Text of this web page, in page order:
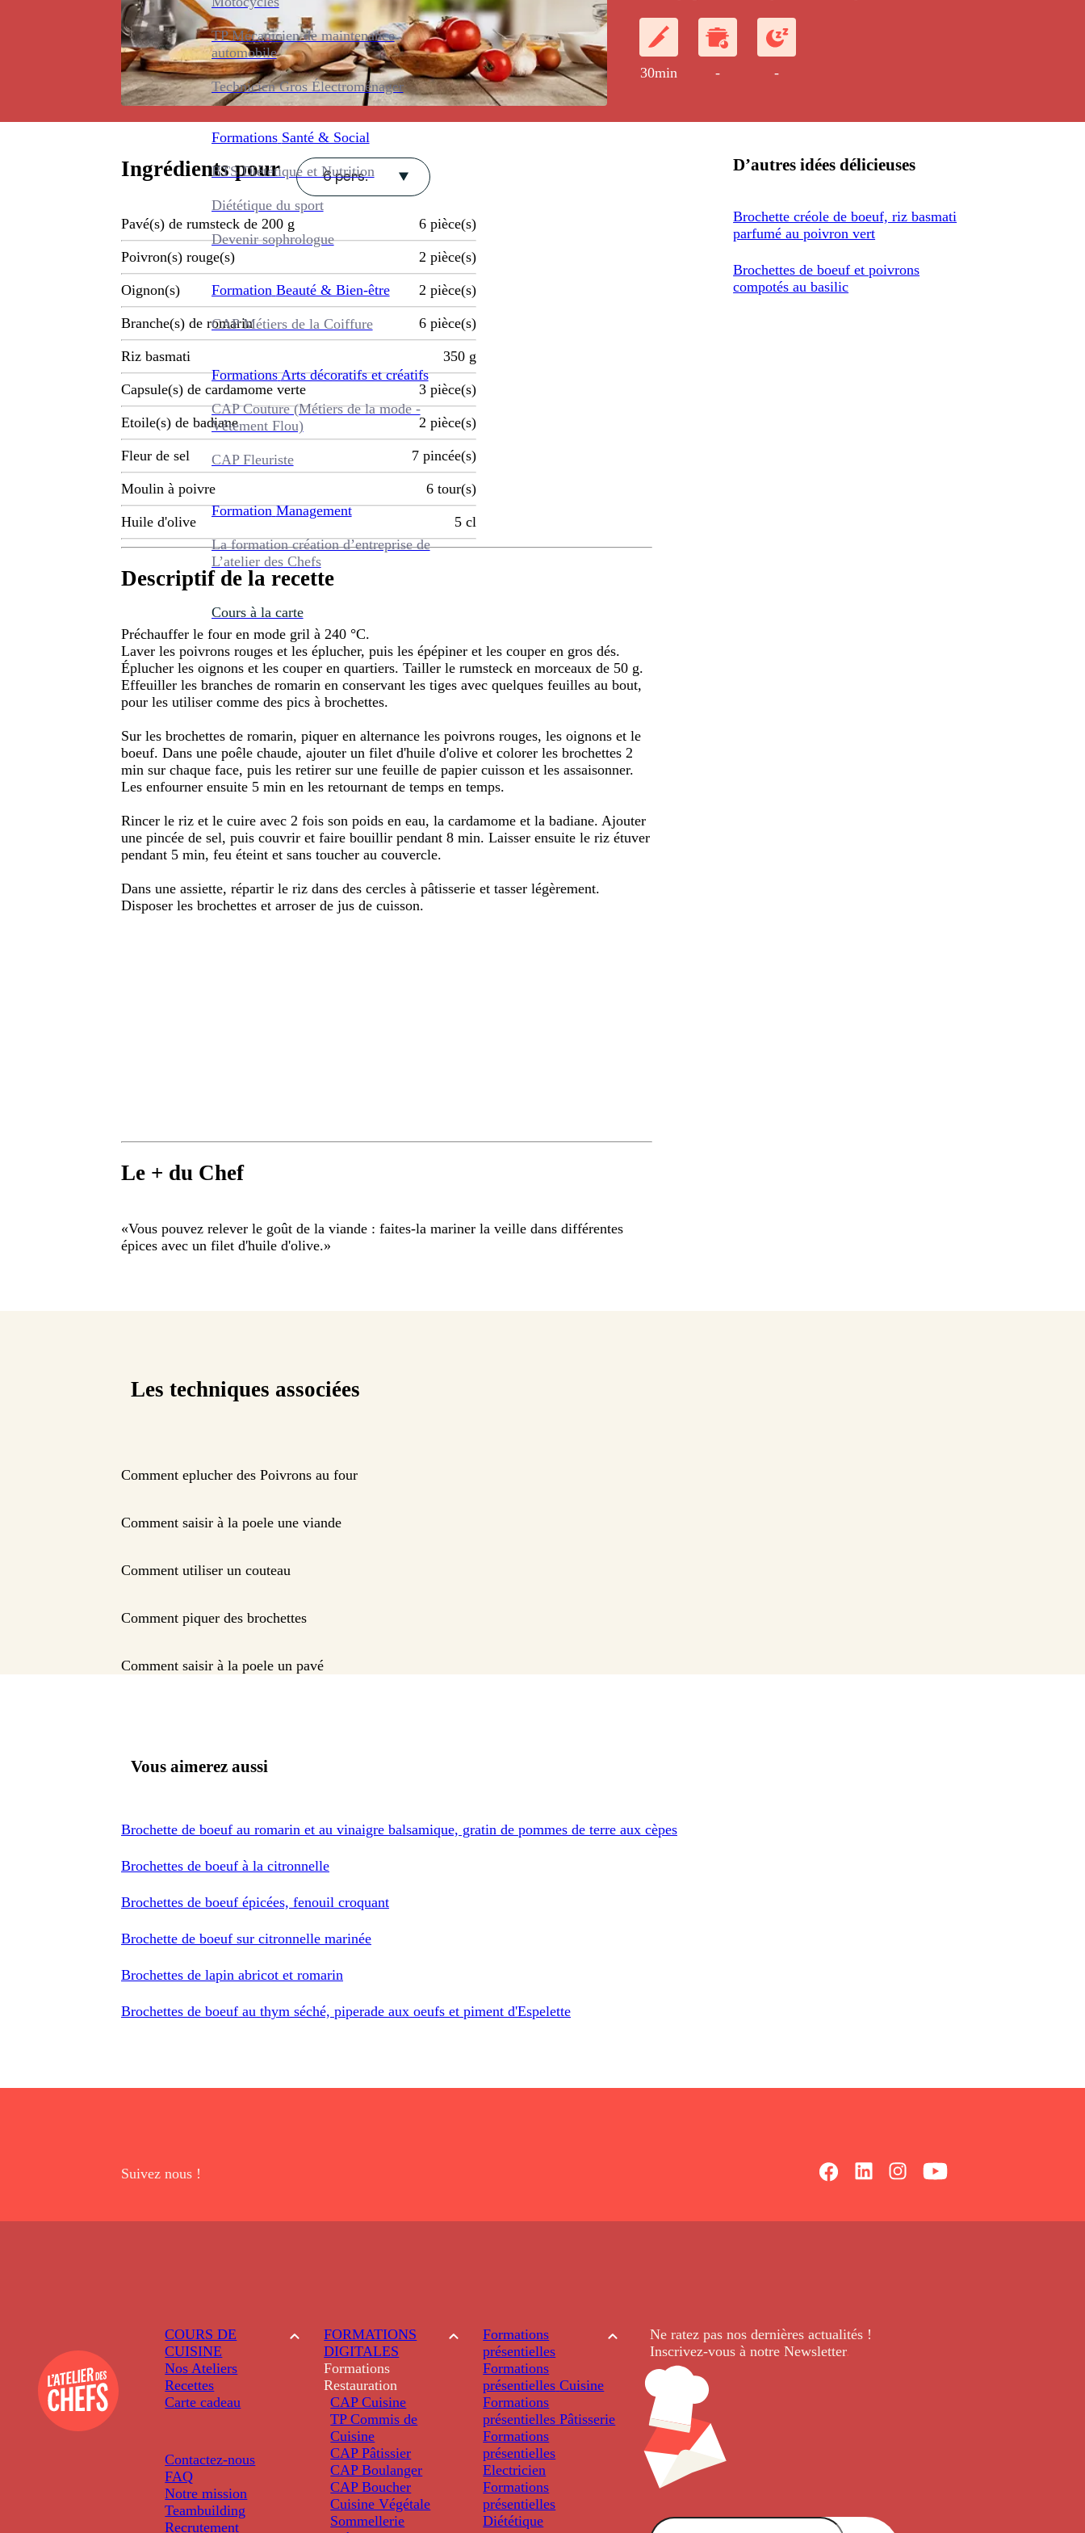
TP Mécanicien de maintenance
automobile
Technicien Gros Électroménager
Formations Santé & Social
BTS Diététique et Nutrition
Diététique du sport
Devenir sophrologue
Formation Beauté & Bien-être
CAP Métiers de la Coiffure
Formations Arts décoratifs et créatifs
CAP Couture (Métiers de la mode -
Vêtement Flou)
CAP Fleuriste
Formation Management
La formation création d’entreprise de
L’atelier des Chefs
Cours à la carte
30min - -
Ingrédients pour 6 pers.
Pavé(s) de rumsteck de 200 g 6 pièce(s)
Poivron(s) rouge(s) 2 pièce(s)
Oignon(s) 2 pièce(s)
Branche(s) de romarin 6 pièce(s)
Riz basmati 350 g
Capsule(s) de cardamome verte 3 pièce(s)
Etoile(s) de badiane 2 pièce(s)
Fleur de sel 7 pincée(s)
Moulin à poivre 6 tour(s)
Huile d'olive 5 cl
Descriptif de la recette
Préchauffer le four en mode gril à 240 °C.
Laver les poivrons rouges et les éplucher, puis les épépiner et les couper en gros dés.
Éplucher les oignons et les couper en quartiers. Tailler le rumsteck en morceaux de 50 g.
Effeuiller les branches de romarin en conservant les tiges avec quelques feuilles au bout,
pour les utiliser comme des pics à brochettes.
Sur les brochettes de romarin, piquer en alternance les poivrons rouges, les oignons et le
boeuf. Dans une poêle chaude, ajouter un filet d'huile d'olive et colorer les brochettes 2
min sur chaque face, puis les retirer sur une feuille de papier cuisson et les assaisonner.
Les enfourner ensuite 5 min en les retournant de temps en temps.
Rincer le riz et le cuire avec 2 fois son poids en eau, la cardamome et la badiane. Ajouter
une pincée de sel, puis couvrir et faire bouillir pendant 8 min. Laisser ensuite le riz étuver
pendant 5 min, feu éteint et sans toucher au couvercle.
Dans une assiette, répartir le riz dans des cercles à pâtisserie et tasser légèrement.
Disposer les brochettes et arroser de jus de cuisson.
Le + du Chef
«Vous pouvez relever le goût de la viande : faites-la mariner la veille dans différentes
épices avec un filet d'huile d'olive.»
D’autres idées délicieuses
Brochette créole de boeuf, riz basmati
parfumé au poivron vert
Brochettes de boeuf et poivrons
compotés au basilic
Les techniques associées
Comment eplucher des Poivrons au four
Comment saisir à la poele une viande
Comment utiliser un couteau
Comment piquer des brochettes
Comment saisir à la poele un pavé
Vous aimerez aussi
Brochette de boeuf au romarin et au vinaigre balsamique, gratin de pommes de terre aux cèpes
Brochettes de boeuf à la citronnelle
Brochettes de boeuf épicées, fenouil croquant
Brochette de boeuf sur citronnelle marinée
Brochettes de lapin abricot et romarin
Brochettes de boeuf au thym séché, piperade aux oeufs et piment d'Espelette
Suivez nous !
COURS DE
CUISINE
Nos Ateliers
Recettes
Carte cadeau
Contactez-nous
FAQ
Notre mission
Teambuilding
Recrutement
FORMATIONS
DIGITALES
Formations
Restauration
CAP Cuisine
TP Commis de
Cuisine
CAP Pâtissier
CAP Boulanger
CAP Boucher
Cuisine Végétale
Sommellerie
Formations
présentielles
Formations
présentielles Cuisine
Formations
présentielles Pâtisserie
Formations
présentielles
Electricien
Formations
présentielles
Diététique
Ne ratez pas nos dernièresactualités !
Inscrivez-vous à notre Newsletter.